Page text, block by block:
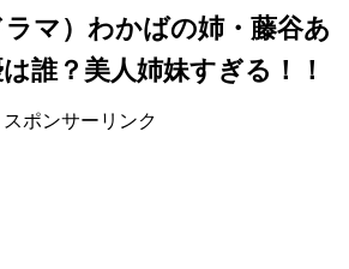
マ）わかばの姉・藤谷あ
誰？美人姉妹すぎる！！
スポンサーリンク